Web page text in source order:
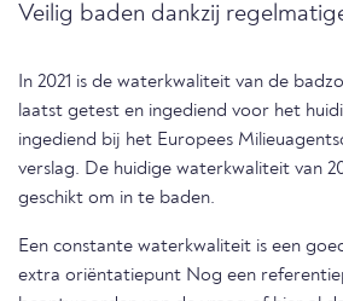
Veilig baden dankzij
In 2021 is de waterkwaliteit van de
laatst getest en ingediend voor het
ingediend bij het Europees
verslag. De huidige waterkwaliteit van
geschikt om in te baden.
Een constante waterkwaliteit is een
extra oriëntatiepunt Nog een